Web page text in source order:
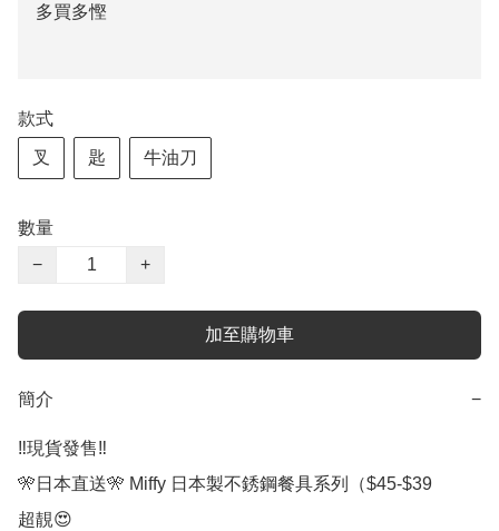
多買多慳
款式
叉 匙 牛油刀
數量
−
+
加至購物車
簡介 −
‼️現貨發售‼️
🎌日本直送🎌 Miffy 日本製不銹鋼餐具系列（$45-$39
超靚😍